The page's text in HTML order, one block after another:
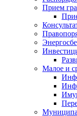
Прием
Малое и